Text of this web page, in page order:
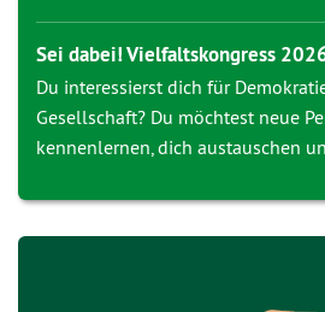
Sei dabei! Vielfaltskongress
Du interessierst dich für
Gesellschaft? Du möchtest neue
kennenlernen, dich austauschen